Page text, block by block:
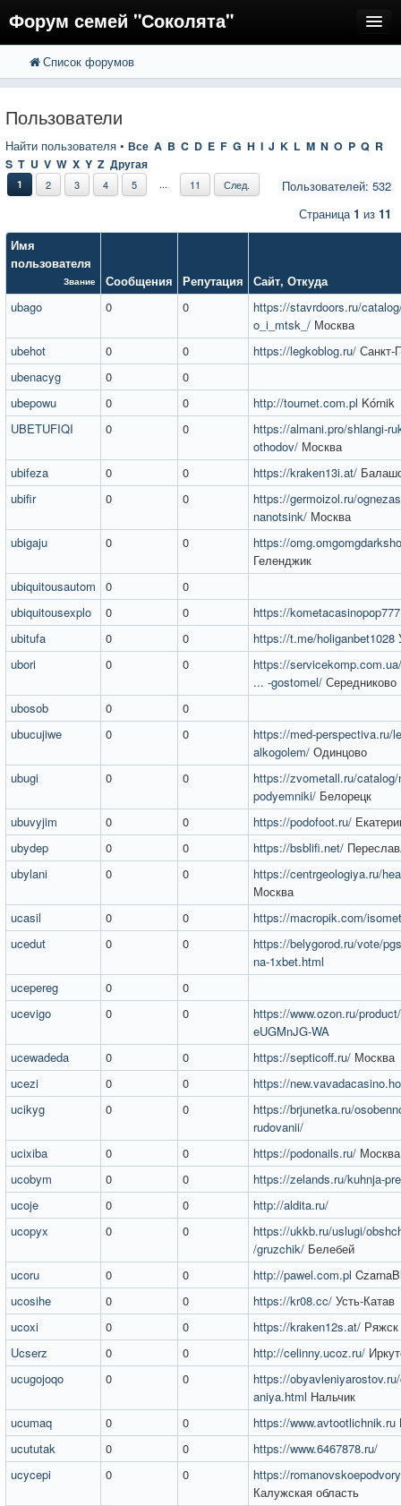
Форум семей "Соколята"
FAQ
Вход
Список форумов
Пользователи
Найти пользователя • Все A B C D E F G H I J K L M N O P Q R
S T U V W X Y Z Другая
Пользователей: 532
1 2 3 4 5 ... 11 След.
Страница1 из 11
Имя
пользователя
Звание Сообщения Репутация Сайт, Откуда
ubago
0 0
https://stavrdoors.ru/
o_i_mtsk_/ Москва
ubehot
0 0 https://legkoblog.ru/ Санкт-
ubenacyg
0
0
ubepowu
0 0 http://tournet.com.pl Kórnik
UBETUFIQI
0 0
https://almani.pro/shlangi-
othodov/ Москва
ubifeza
0 0 https://kraken13i.at/
ubifir
0 0
https://germoizol.ru/
nanotsink/ Москва
ubigaju
0 0
https://
Геленджик
ubiquitousautom
0
0
ubiquitousexplo
0 0
https://
ubitufa
0 0 https://t.me/holiganbet1028
ubori
0 0
https://
... -gostomel/ Середниково
ubosob
0
0
ubucujiwe
0 0
https://med-perspectiva.ru/
alkogolem/ Одинцово
ubugi
0 0
https://zvometall.ru/
podyemniki/ Белорецк
ubuvyjim
0 0 https://podofoot.ru/
ubydep
0 0 https://bsblifi.net/
ubylani
0 0
https://centrgeologiya.ru/
Москва
ucasil
0 0
https://macropik.com/
ucedut
0 0
https://belygorod.ru/vote/
na-1xbet.html
ucepereg
0
0
ucevigo
0 0
https://www.ozon.ru/
eUGMnJG-WA
ucewadeda
0 0 https://septicoff.ru/ Москва
ucezi
0 0
https://
ucikyg
0 0
https://brjunetka.ru/
rudovanii/
ucixiba
0 0 https://podonails.ru/ Москва
ucobym
0 0
https://zelands.ru/kuhnja-
ucoje
0 0
http://aldita.ru/
ucopyx
0 0
https://ukkb.ru/uslugi/
/gruzchik/ Белебей
ucoru
0 0 http://pawel.com.pl
ucosihe
0 0 https://kr08.cc/ Усть-Катав
ucoxi
0 0 https://kraken12s.at/ Ряжск
Ucserz
0 0 http://celinny.ucoz.ru/
ucugojoqo
0 0
https://
aniya.html Нальчик
ucumaq
0 0 https://www.avtootlichnik.ru
ucututak
0 0
https://www.6467878.ru/
ucycepi
0 0
https://
Калужская область